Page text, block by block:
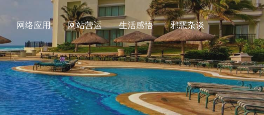
网络应用 网站营运 生活感悟 邪恶杂谈